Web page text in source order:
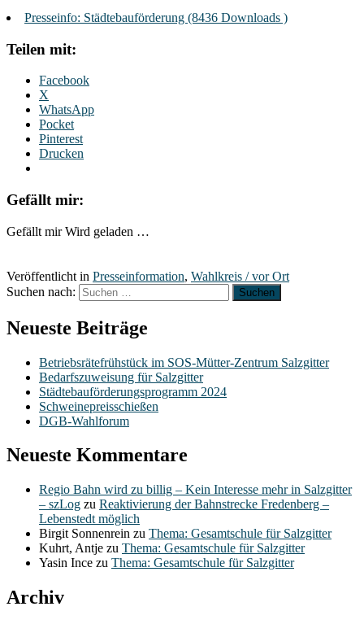
Presseinfo: Städtebauförderung (8436 Downloads )
Teilen mit:
Facebook
X
WhatsApp
Pocket
Pinterest
Drucken
Gefällt mir:
Gefällt mir Wird geladen …
Veröffentlicht in Presseinformation, Wahlkreis / vor Ort
Suchen nach:
Neueste Beiträge
Betriebsrätefrühstück im SOS-Mütter-Zentrum Salzgitter
Bedarfszuweisung für Salzgitter
Städtebauförderungsprogramm 2024
Schweinepreisschießen
DGB-Wahlforum
Neueste Kommentare
Regio Bahn wird zu billig – Kein Interesse mehr in Salzgitter
– szLog zu Reaktivierung der Bahnstrecke Fredenberg –
Lebenstedt möglich
Birgit Sonnenrein zu Thema: Gesamtschule für Salzgitter
Kuhrt, Antje zu Thema: Gesamtschule für Salzgitter
Yasin Ince zu Thema: Gesamtschule für Salzgitter
Archiv